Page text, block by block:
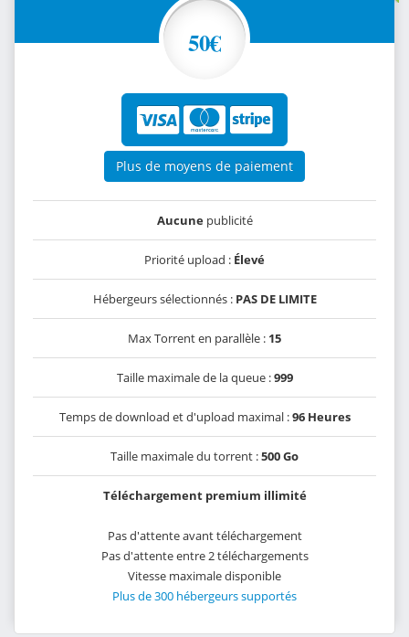
50€
Plus de moyens de paiement
Aucunepublicité
Priorité upload : Élevé
Hébergeurs sélectionnés : PAS DE LIMITE
Max Torrent en parallèle : 15
Taille maximale de la queue :999
Temps de download et d'upload maximal :96 Heures
Taille maximale du torrent :500 Go
Téléchargement premium illimité
Pas d'attente avant téléchargement
Pas d'attente entre 2 téléchargements
Vitesse maximale disponible
Plus de 300 hébergeurs supportés